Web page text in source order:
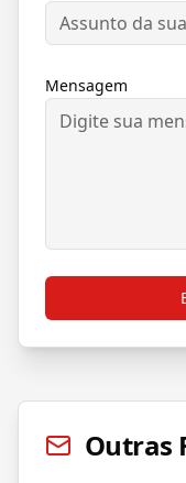
Mensagem
Outras